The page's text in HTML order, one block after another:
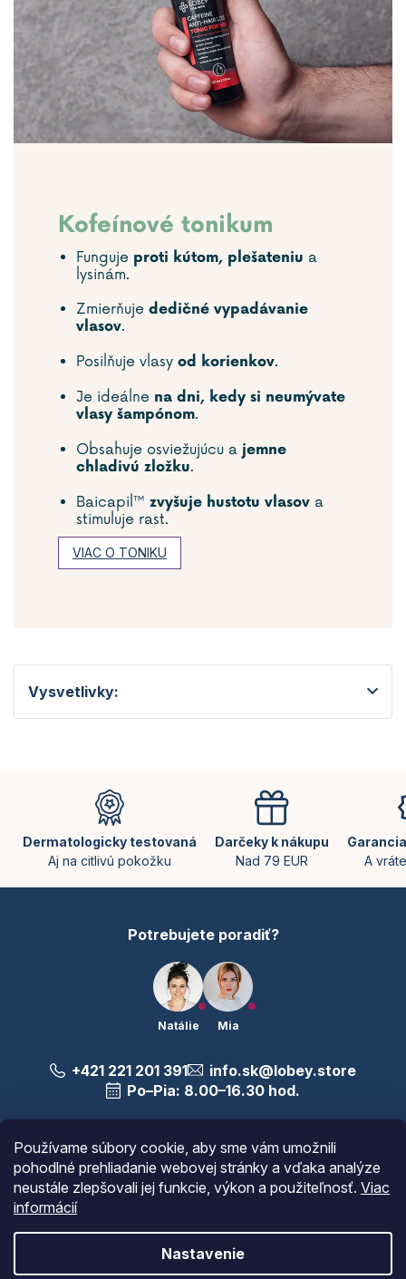
Používame súbory cookie, aby sme vám umožnili
pohodlné prehliadanie webovej stránky a vďaka analýze
neustále zlepšovali jej funkcie, výkon a použiteľnosť. Viac
informácií
Nastavenie
Kofeínové tonikum
Funguje proti kútom, plešateniu a
lysinám.
Zmierňuje dedičné vypadávanie
vlasov.
Posilňuje vlasy od korienkov.
Je ideálne na dni, kedy si neumývate
vlasy šampónom.
Obsahuje osviežujúcu a jemne
chladivú zložku.
Baicapil™ zvyšuje hustotu vlasov a
stimuluje rast.
VIAC O TONIKU
Vysvetlivky:
Dermatologicky testovaná
Aj na citlivú pokožku
Darčeky k nákupu
Nad 79 EUR
A
Potrebujete poradiť?
Natálie Mia
+421 221 201 391
info.sk@lobey.store
Po–Pia: 8.00–16.30 hod.
Sledujte nás